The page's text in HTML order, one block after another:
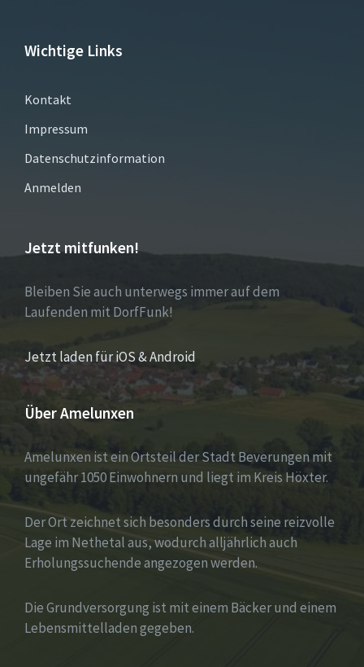
Wichtige Links
Kontakt
Impressum
Datenschutzinformation
Anmelden
Jetzt mitfunken!
Bleiben Sie auch unterwegs immer auf dem
Laufenden mit DorfFunk!
Jetzt laden für iOS & Android
Über Amelunxen
Amelunxen ist ein Ortsteil der Stadt Beverungen mit
ungefähr 1050 Einwohnern und liegt im Kreis Höxter.
Der Ort zeichnet sich besonders durch seine reizvolle
Lage im Nethetal aus, wodurch alljährlich auch
Erholungssuchende angezogen werden.
Die Grundversorgung ist mit einem Bäcker und einem
Lebensmittelladen gegeben.